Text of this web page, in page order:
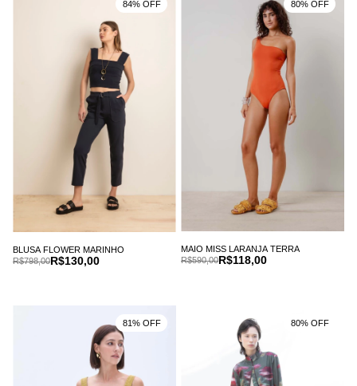
BLUSA FLOWER MARINHO
R$130,00
R$798,00
84% OFF
MAIO MISS LARANJA TERRA
R$118,00
R$590,00
80% OFF
81% OFF 80% OFF